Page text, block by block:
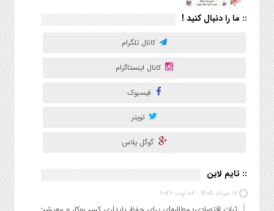
:: ما را دنبال کنید !
کانال تلگرام
کانال اینستاگرام
فیسبوک
تویتر
گوگل پلاس
:: تایم لاین
17 مرداد 1405 - 08 اوت 2026